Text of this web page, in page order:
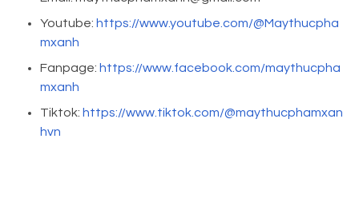
Youtube: https://www.youtube.com/@Maythucpha
mxanh
Fanpage: https://www.facebook.com/maythucpha
mxanh
Tiktok: https://www.tiktok.com/@maythucphamxan
hvn